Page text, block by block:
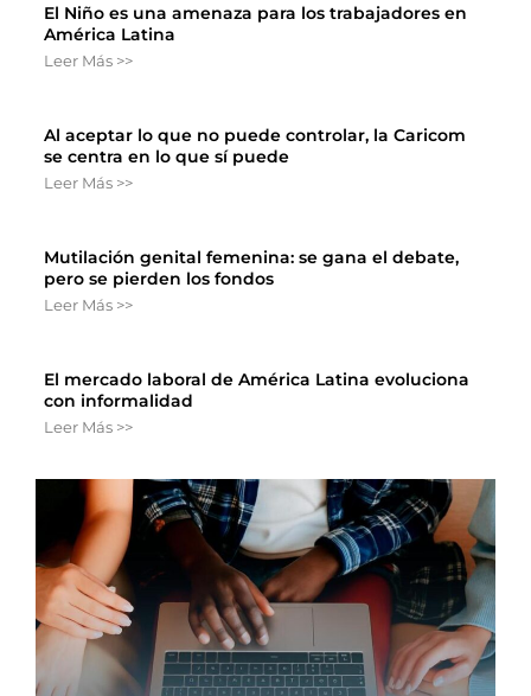
El Niño es una amenaza para los trabajadores en
América Latina
Leer Más >>
Al aceptar lo que no puede controlar, la Caricom
se centra en lo que sí puede
Leer Más >>
Mutilación genital femenina: se gana el debate,
pero se pierden los fondos
Leer Más >>
El mercado laboral de América Latina evoluciona
con informalidad
Leer Más >>